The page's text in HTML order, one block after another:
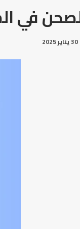
في
30 يناير 2025